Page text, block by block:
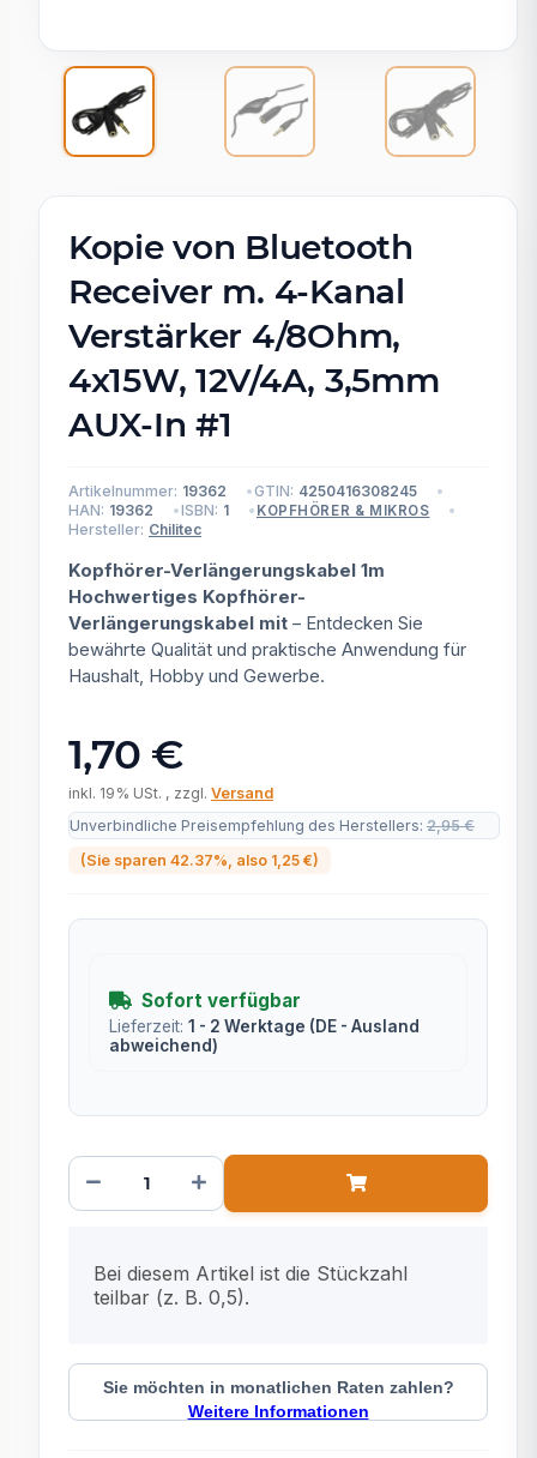
Kopie von Bluetooth
Receiver m. 4-Kanal
Verstärker 4/8Ohm,
4x15W, 12V/4A, 3,5mm
AUX-In #1
Artikelnummer: 19362 GTIN: 4250416308245
HAN: 19362 ISBN: 1 KOPFHÖRER & MIKROS
Hersteller: Chilitec
Kopfhörer-Verlängerungskabel 1m
Hochwertiges Kopfhörer-
Verlängerungskabel mit – Entdecken Sie
bewährte Qualität und praktische Anwendung für
Haushalt, Hobby und Gewerbe.
1,70 €
inkl. 19% USt. , zzgl. Versand
Unverbindliche Preisempfehlung des Herstellers: 2,95 €
(Sie sparen 42.37% , also 1,25 €)
Sofort verfügbar
Lieferzeit: 1 - 2 Werktage (DE - Ausland
abweichend)
Bei diesem Artikel ist die Stückzahl
teilbar (z. B. 0,5).
Sie möchten in monatlichen Raten zahlen?
Weitere Informationen